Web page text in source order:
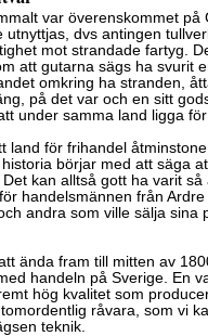
var överenskommet på
utnyttjas, dvs antingen
mot strandade fartyg.
att gutarna sägs ha svurit
omkring ha stranden,
på det var och en sitt
under samma land ligga
land för frihandel
börjar med att säga
Det kan alltså gott ha varit
handelsmännen från
andra som ville sälja sina
ända fram till mitten av
handeln på Sverige. En
hög kvalitet som
råvara, som vi
teknik.